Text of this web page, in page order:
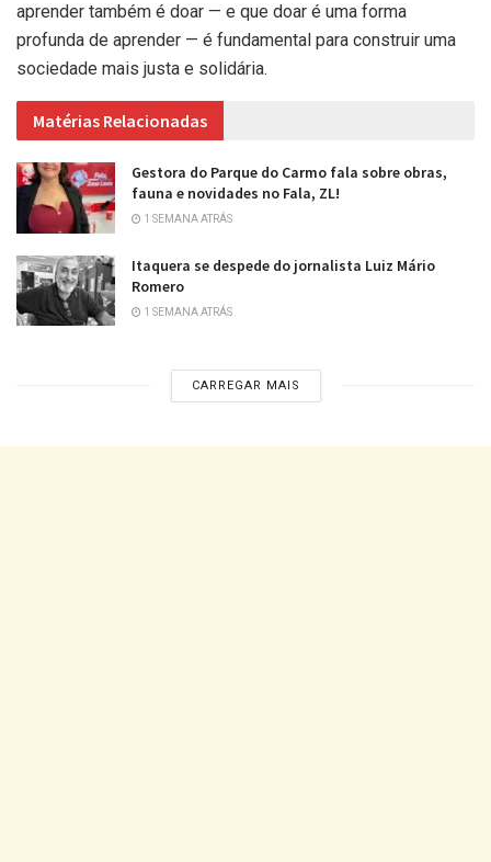
aprender também é doar — e que doar é uma forma
profunda de aprender — é fundamental para construir uma
sociedade mais justa e solidária.
Matérias Relacionadas
Gestora do Parque do Carmo fala sobre obras,
fauna e novidades no Fala, ZL!
1 SEMANA ATRÁS
Itaquera se despede do jornalista Luiz Mário
Romero
1 SEMANA ATRÁS
CARREGAR MAIS